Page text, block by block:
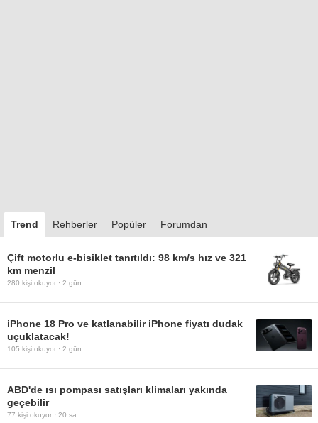
Trend Rehberler Popüler Forumdan
Çift motorlu e-bisiklet tanıtıldı: 98 km/s hız ve 321
km menzil
280 kişi okuyor · 2 gün
iPhone 18 Pro ve katlanabilir iPhone fiyatı dudak
uçuklatacak!
105 kişi okuyor · 2 gün
ABD'de ısı pompası satışları klimaları yakında
geçebilir
77 kişi okuyor · 20 sa.